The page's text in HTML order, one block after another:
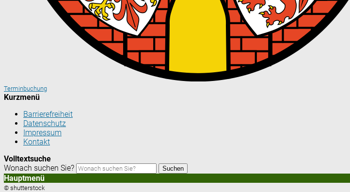
Terminbuchung
Kurzmenü
Barrierefreiheit
Datenschutz
Impressum
Kontakt
Volltextsuche
Wonach suchen Sie?
Suchen
Hauptmenü
© shutterstock